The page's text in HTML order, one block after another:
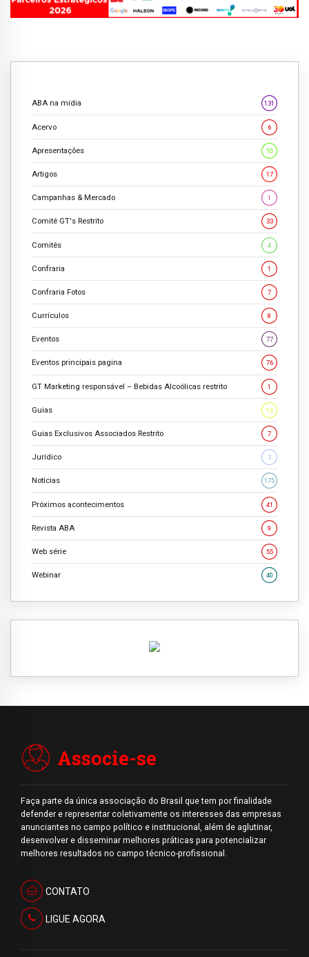
ABA na mídia 131
Acervo 6
Apresentações 10
Artigos 17
Campanhas & Mercado 1
Comitê GT's Restrito 33
Comitês 4
Confraria 1
Confraria Fotos 7
Currículos 8
Eventos 77
Eventos principais pagina 76
GT Marketing responsável – Bebidas Alcoólicas restrito 1
Guias 16
Guias Exclusivos Associados Restrito 7
Jurídico 3
Notícias 175
Próximos acontecimentos 41
Revista ABA 9
Web série 55
Webinar 40
Associe-se
Faça parte da única associação do Brasil que tem por finalidade
defender e representar coletivamente os interesses das empresas
anunciantes no campo político e institucional, além de aglutinar,
desenvolver e disseminar melhores práticas para potencializar
melhores resultados no campo técnico-profissional.
CONTATO
LIGUE AGORA